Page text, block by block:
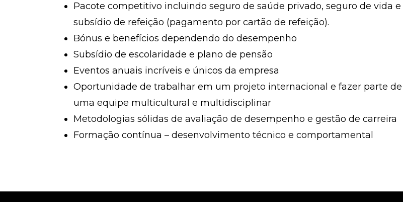
Pacote competitivo incluindo seguro de saúde privado, seguro de vida e
subsídio de refeição (pagamento por cartão de refeição).
Bónus e benefícios dependendo do desempenho
Subsídio de escolaridade e plano de pensão
Eventos anuais incríveis e únicos da empresa
Oportunidade de trabalhar em um projeto internacional e fazer parte de
uma equipe multicultural e multidisciplinar
Metodologias sólidas de avaliação de desempenho e gestão de carreira
Formação contínua – desenvolvimento técnico e comportamental